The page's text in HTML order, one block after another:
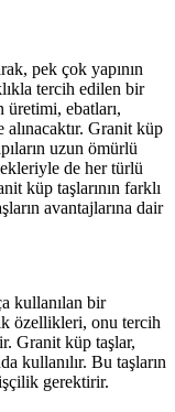
pek çok yapının
tercih edilen bir
üretimi, ebatları,
Granit küp
uzun ömürlü
de her türlü
küp taşlarının farklı
avantajlarına dair
kullanılan bir
özellikleri, onu tercih
Granit küp taşlar,
kullanılır. Bu taşların
gerektirir.